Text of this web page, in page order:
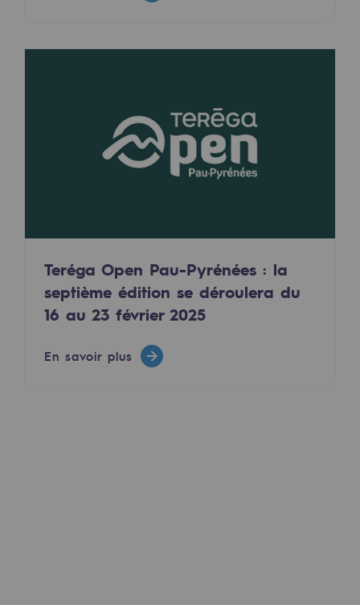
Gouvernance responsable
Organisation
Éthique et conformité
Achats responsables
Fonds de dotation
Présentation du fonds de dotation
Gouvernance du fonds de dotation et
Soumettre un projet
Teréga Open Pau-Pyrénées : la
septième édition se déroulera du
16 au 23 février 2025
En savoir plus